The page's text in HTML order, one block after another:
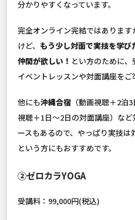
分かりやすくなっています。
完全オンライン完結ではありま
けど、 もう少し対面で実技を学び
仲間が欲しい！ とい方のために
イベントレッスンや対面講座をご
他にも沖縄合宿 （動画視聴＋2泊
視聴＋1日〜2日の対面講座）な
ースもあるので、やっぱり実技は
という方にもおすすめです。
②ゼロカラYOGA
受講料：99,000円(税込)